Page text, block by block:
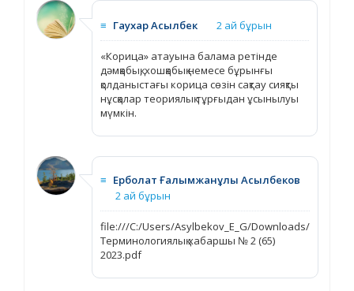
≡ Гаухар Асылбек 2 ай бұрын
«Корица» атауына балама ретінде
дәмқабық, хошқабық немесе бұрынғы
қолданыстағы корица сөзін сақтау сияқты
нұсқалар теориялық тұрғыдан ұсынылуы
мүмкін.
≡ Ерболат Ғалымжанұлы Асылбеков
2 ай бұрын
file:///C:/Users/Asylbekov_E_G/Downloads/
Терминологиялық хабаршы № 2 (65)
2023.pdf